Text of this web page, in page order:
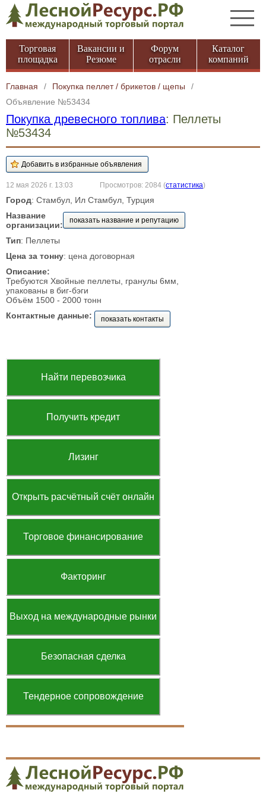
Торговая
площадка
Вакансии и
Резюме
Форум
отрасли
Каталог
компаний
Главная / Покупка пеллет / брикетов / щепы
/
Объявление №53434
Покупка древесного топлива: Пеллеты
№53434
12 мая 2026 г. 13:03 Просмотров: 2084 (статистика)
Город: Стамбул, Ил Стамбул, Турция
Название
организации:
показать название и репутацию
Тип: Пеллеты
Цена за тонну: цена договорная
Описание:
Требуются Хвойные пеллеты, гранулы 6мм,
упакованы в биг-бэги
Объём 1500 - 2000 тонн
Контактные данные:
показать контакты
Найти перевозчика
Получить кредит
Лизинг
Открыть расчётный счёт онлайн
Торговое финансирование
Факторинг
Выход на международные рынки
Безопасная сделка
Тендерное сопровождение